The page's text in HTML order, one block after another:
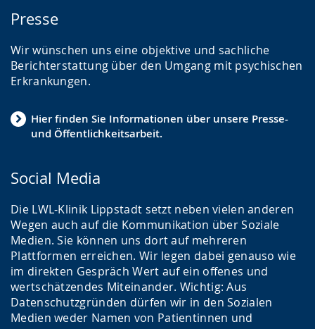
e
z
e
i
t
Presse
Wir wünschen uns eine objektive und sachliche
Berichterstattung über den Umgang mit psychischen
Erkrankungen.
Hier finden Sie Informationen über unsere Presse-
und Öffentlichkeitsarbeit.
Social Media
Die LWL-Klinik Lippstadt setzt neben vielen anderen
Wegen auch auf die Kommunikation über Soziale
Medien. Sie können uns dort auf mehreren
Plattformen erreichen. Wir legen dabei genauso wie
im direkten Gespräch Wert auf ein offenes und
wertschätzendes Miteinander. Wichtig: Aus
Datenschutzgründen dürfen wir in den Sozialen
Medien weder Namen von Patientinnen und